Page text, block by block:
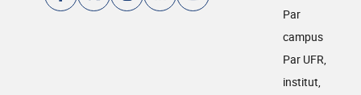
Par
campus
Par UFR,
institut,